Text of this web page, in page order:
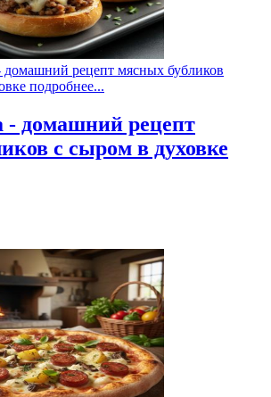
домашний рецепт мясных бубликов
подробнее...
- домашний рецепт
с сыром в духовке